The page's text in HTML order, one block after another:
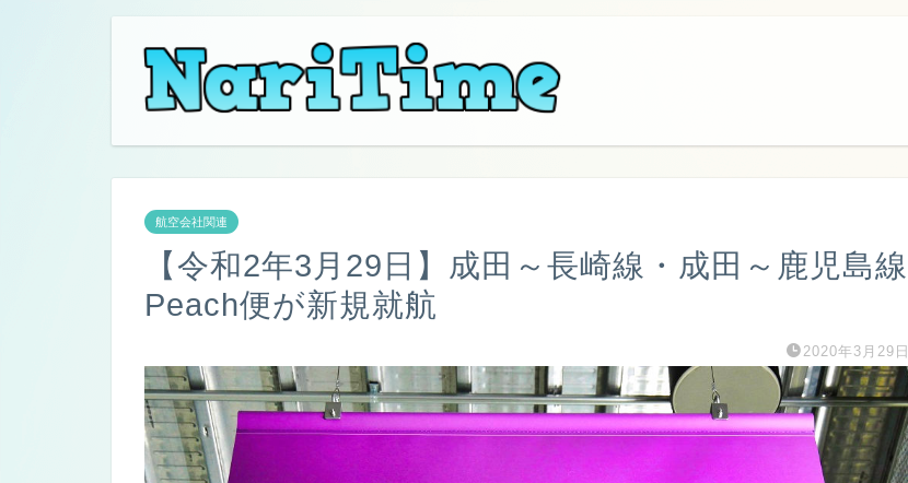
航空会社関連
【令和2年3月29日】成田～長崎線・成田～鹿児島線
Peach便が新規就航
2020年3月29日